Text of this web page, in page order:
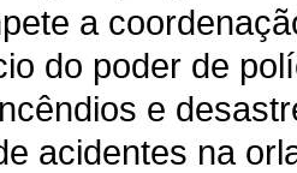
a
do poder de
e
acidentes na